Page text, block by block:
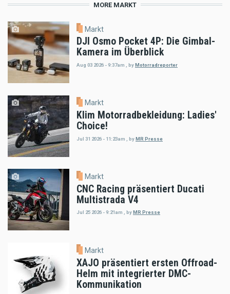
MORE MARKT
Markt
DJI Osmo Pocket 4P: Die Gimbal-
Kamera im Überblick
Aug 03 2026 - 9:37am byMotorradreporter
Markt
Klim Motorradbekleidung: Ladies'
Choice!
Jul 31 2026 - 11:23am byMR Presse
Markt
CNC Racing präsentiert Ducati
Multistrada V4
Jul 25 2026 - 9:21am , byMR Presse
Markt
XAJO präsentiert ersten Offroad-
Helm mit integrierter DMC-
Kommunikation